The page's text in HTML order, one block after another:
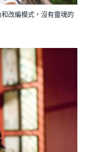
改編模式，沒有靈魂的